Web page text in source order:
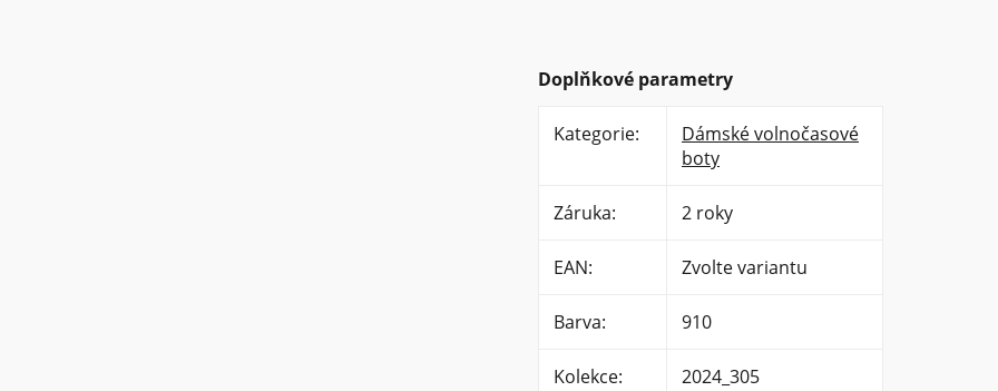
Doplňkové parametry
Kategorie:
Dámské volnočasové
boty
Záruka: 2 roky
EAN: Zvolte variantu
Barva: 910
Kolekce: 2024_305